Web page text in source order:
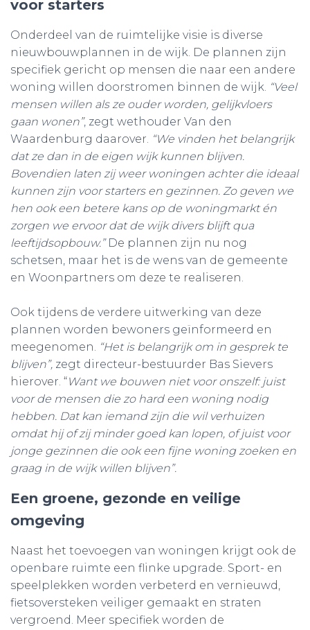
voor starters
Onderdeel van de ruimtelijke visie is diverse
nieuwbouwplannen in de wijk. De plannen zijn
specifiek gericht op mensen die naar een andere
woning willen doorstromen binnen de wijk. “Veel
mensen willen als ze ouder worden, gelijkvloers
gaan wonen”, zegt wethouder Van den
Waardenburg daarover. “We vinden het belangrijk
dat ze dan in de eigen wijk kunnen blijven.
Bovendien laten zij weer woningen achter die ideaal
kunnen zijn voor starters en gezinnen. Zo geven we
hen ook een betere kans op de woningmarkt én
zorgen we ervoor dat de wijk divers blijft qua
leeftijdsopbouw.”De plannen zijn nu nog
schetsen, maar het is de wens van de gemeente
en Woonpartners om deze te realiseren.
Ook tijdens de verdere uitwerking van deze
plannen worden bewoners geïnformeerd en
meegenomen. “Het is belangrijk om in gesprek te
blijven”, zegt directeur-bestuurder Bas Sievers
hierover. “Want we bouwen niet voor onszelf: juist
voor de mensen die zo hard een woning nodig
hebben. Dat kan iemand zijn die wil verhuizen
omdat hij of zij minder goed kan lopen, of juist voor
jonge gezinnen die ook een fijne woning zoeken en
graag in de wijk willen blijven”.
Een groene, gezonde en veilige
omgeving
Naast het toevoegen van woningen krijgt ook de
openbare ruimte een flinke upgrade. Sport- en
speelplekken worden verbeterd en vernieuwd,
fietsoversteken veiliger gemaakt en straten
vergroend. Meer specifiek worden de